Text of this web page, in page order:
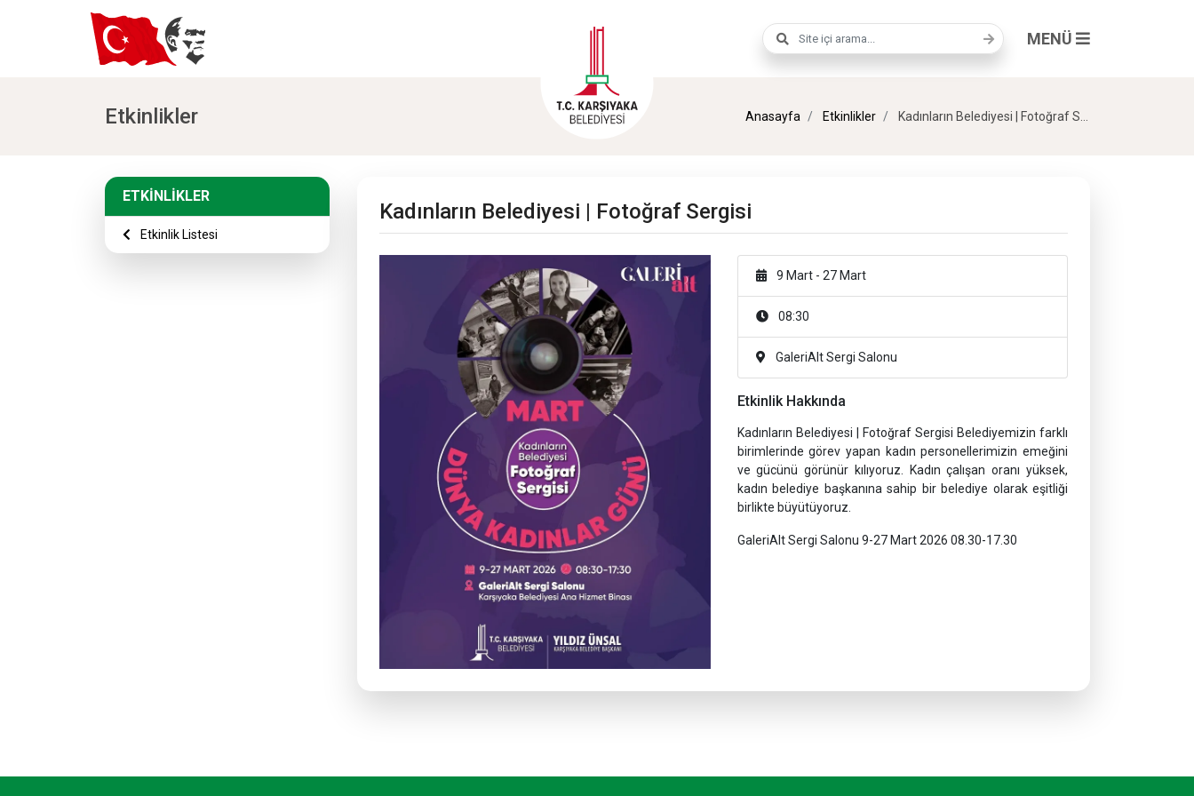
Arama terimi MENÜ
Etkinlikler Anasayfa Etkinlikler Kadınların Belediyesi | Fotoğraf Sergisi
ETKİNLİKLER
Etkinlik Listesi
Kadınların Belediyesi | Fotoğraf Sergisi
9 Mart - 27 Mart
08:30
GaleriAlt Sergi Salonu
Etkinlik Hakkında
Kadınların Belediyesi | Fotoğraf Sergisi Belediyemizin farklı
birimlerinde görev yapan kadın personellerimizin emeğini
ve gücünü görünür kılıyoruz. Kadın çalışan oranı yüksek,
kadın belediye başkanına sahip bir belediye olarak eşitliği
birlikte büyütüyoruz.
GaleriAlt Sergi Salonu 9-27 Mart 2026 08.30-17.30